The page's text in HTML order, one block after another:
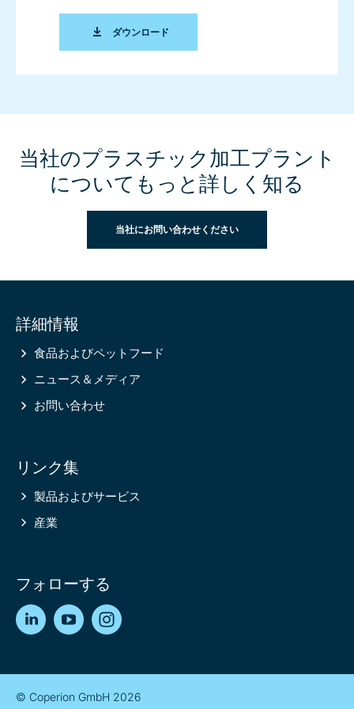
ダウンロード
当社のプラスチック加工プラント
についてもっと詳しく知る
当社にお問い合わせください
information
詳細情報
食品およびペットフード
ニュース＆メディア
お問い合わせ
リンク集
製品およびサービス
産業
フォローする
LinkedInYouTube
© Coperion GmbH 2026